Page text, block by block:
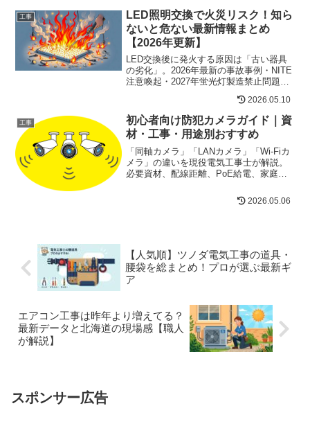
工事
LED照明交換で火災リスク！知ら
ないと危ない最新情報まとめ
【2026年更新】
LED交換後に発火する原因は「古い器具
の劣化」。2026年最新の事故事例・NITE
注意喚起・2027年蛍光灯製造禁止問題・
補助金情報まで、現役電気工事士が解説
2026.05.10
工事
初心者向け防犯カメラガイド｜資
材・工事・用途別おすすめ
「同軸カメラ」「LANカメラ」「Wi-Fiカ
メラ」の違いを現役電気工事士が解説。
必要資材、配線距離、PoE給電、家庭・
資格と工事の境界線も明示。
2026.05.06
【人気順】ツノダ電気工事の道具・
腰袋を総まとめ！プロが選ぶ最新ギ
ア
エアコン工事は昨年より増えてる？
最新データと北海道の現場感【職人
が解説】
スポンサー広告